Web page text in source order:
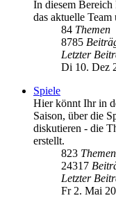
In diesem Bereich
das aktuelle
84 Themen
8785
Letzter
Di 10. Dez
Spiele
Hier könnt Ihr in
Saison, über die
diskutieren - die
erstellt.
823 Themen
24317
Letzter
Fr 2. Mai